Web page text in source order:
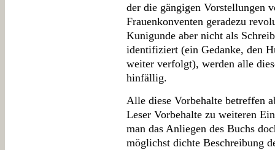
der die gängigen Vorstellungen
Frauenkonventen geradezu
Kunigunde aber nicht als
identifiziert (ein Gedanke, den
weiter verfolgt), werden alle
hinfällig.
Alle diese Vorbehalte betreffen
Leser Vorbehalte zu weiteren
man das Anliegen des Buchs
möglichst dichte Beschreibung